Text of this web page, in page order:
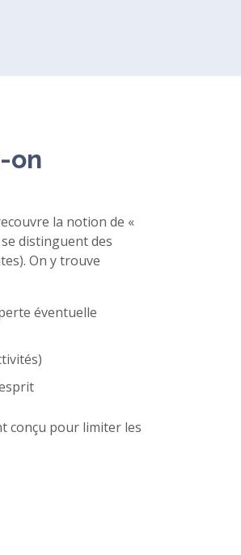
on
la notion de «
distinguent des
On y trouve
éventuelle
conçu pour limiter les